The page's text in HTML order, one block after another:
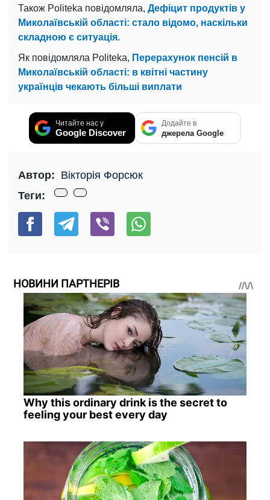
Також Politeka повідомляла, Дефіцит продуктів у
Миколаївській області: стало відомо, наскільки
складною є ситуація.
Як повідомляла Politeka, Перерахунок пенсій в
Миколаївській області: в квітні частину
українців чекають більші виплати
Читайте нас у
Google Discover
Додайте в
джерела Google
Автор: Вікторія Форсюк
Теги:
НОВИНИ ПАРТНЕРІВ
Why this ordinary drink is the secret to
feeling your best every day